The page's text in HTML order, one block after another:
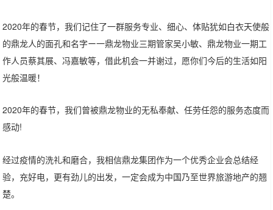
2020年的春节，我们记住了一群服务专业、细心、体贴犹如白衣天使般
的鼎龙人的面孔和名字ー一鼎龙物业三期管家吴小敏、鼎龙物业一期工
作人员蔡其展、冯嘉敏等，借此机会一并谢过，愿你们今后的生活如阳
光般温暖！
2020年的春节，我们曾被鼎龙物业的无私奉献、任劳任怨的服务态度而
感动!
经过疫情的洗礼和磨合，我相信鼎龙集团作为一个优秀企业会总结经
验，充好电，更有劲儿的出发，一定会成为中国乃至世界旅游地产的翘
楚。